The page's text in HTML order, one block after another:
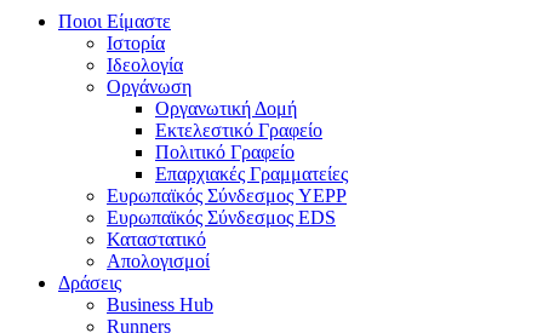
Ποιοι Είμαστε
Ιστορία
Ιδεολογία
Οργάνωση
Οργανωτική Δομή
Εκτελεστικό Γραφείο
Πολιτικό Γραφείο
Επαρχιακές Γραμματείες
Ευρωπαϊκός Σύνδεσμος YEPP
Ευρωπαϊκός Σύνδεσμος EDS
Καταστατικό
Απολογισμοί
Δράσεις
Business Hub
Runners